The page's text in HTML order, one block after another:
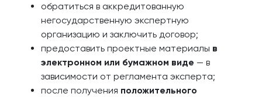
обратиться в аккредитованную
негосударственную экспертную
организацию и заключить договор;
предоставить проектные материалы в
электронном или бумажном виде — в
зависимости от регламента эксперта;
после получения положительного